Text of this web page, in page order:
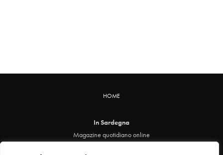
HOME
In Sardegna
Magazine quotidiano online